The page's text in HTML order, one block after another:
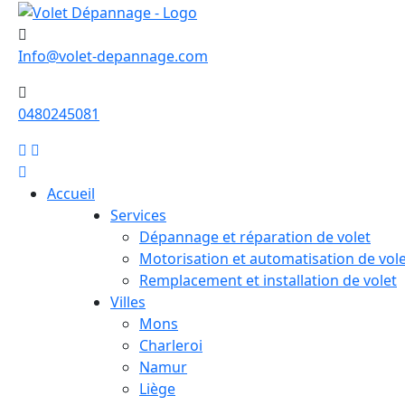
Info@volet-depannage.com
0480245081
Accueil
Services
Dépannage et réparation de volet
Motorisation et automatisation de
Remplacement et installation de volet
Villes
Mons
Charleroi
Namur
Liège